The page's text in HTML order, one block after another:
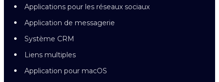
Applications pour les réseaux sociaux
Application de messagerie
Système CRM
Liens multiples
Application pour macOS